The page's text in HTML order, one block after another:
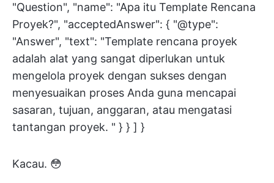
"Question", "name": "Apa itu Template Rencana
Proyek?", "acceptedAnswer": { "@type":
"Answer", "text": "Template rencana proyek
adalah alat yang sangat diperlukan untuk
mengelola proyek dengan sukses dengan
menyesuaikan proses Anda guna mencapai
sasaran, tujuan, anggaran, atau mengatasi
tantangan proyek. " } } ] }
Kacau. 😳